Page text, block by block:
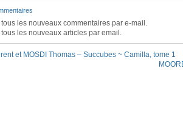
les nouveaux commentaires par e-mail.
les nouveaux articles par email.
et MOSDI Thomas – Succubes ~ Camilla, tome 1